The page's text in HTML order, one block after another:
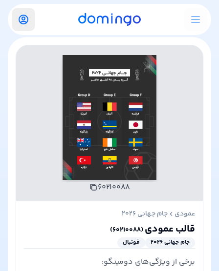
عمودی جام جهانی ۲۰۲۶
قالب عمودی(۶۰۲۱۰۰۸۸)
جام جهانی ۲۰۲۶ فوتبال
برخی از ویژگی‌های دومینگو:
۶۰۲۱۰۰۸۸